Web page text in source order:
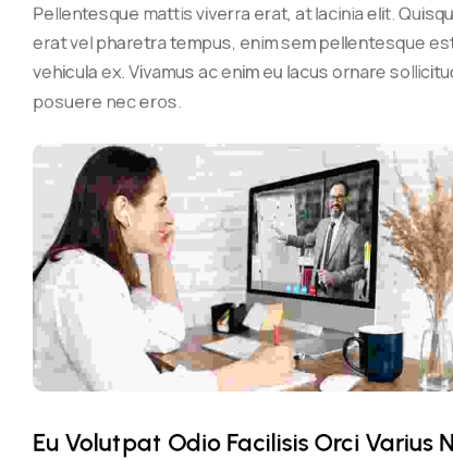
Pellentesque mattis viverra erat, at lacinia elit.
erat vel pharetra tempus, enim sem pellentesque
vehicula ex. Vivamus ac enim eu lacus ornare
posuere nec eros.
Eu Volutpat Odio Facilisis Orci Varius